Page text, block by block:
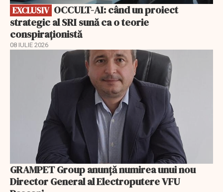
EXCLUSIV
strategic al SRI sună ca o teorie
conspiraționistă
08 IULIE 2026
GRAMPET Group anunță numirea unui nou
Director General al Electroputere VFU